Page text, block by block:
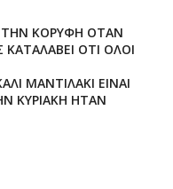
ΤΗΝ ΚΟΡΥΦΗ ΟΤΑΝ
ΟΤΙ ΟΛΟΙ
ΜΑΝΤΙΛΑΚΙ ΕΙΝΑΙ
ΚΥΡΙΑΚΗ ΗΤΑΝ